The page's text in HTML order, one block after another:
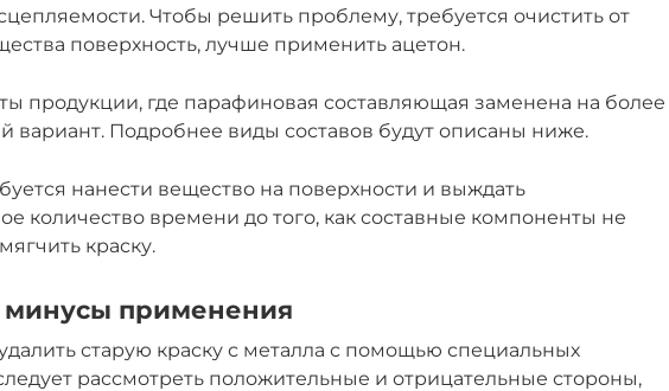
Чтобы решить проблему, требуется очистить от
поверхность, лучше применить ацетон.
продукции, где парафиновая составляющая заменена на более
вариант. Подробнее виды составов будут описаны ниже.
нанести вещество на поверхности и выждать
количество времени до того, как составные компоненты не
краску.
применения
старую краску с металла с помощью специальных
рассмотреть положительные и отрицательные стороны,